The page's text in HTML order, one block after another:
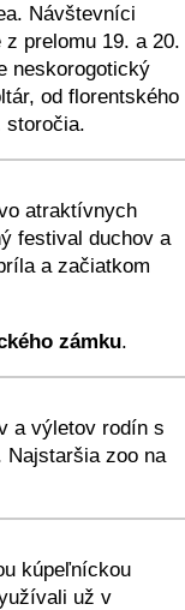
Návštevníci
prelomu 19. a 20.
neskorogotický
od florentského
storočia.
atraktívnych
festival duchov a
a začiatkom
zámku.
a výletov rodín s
Najstaršia zoo na
kúpeľníckou
už v